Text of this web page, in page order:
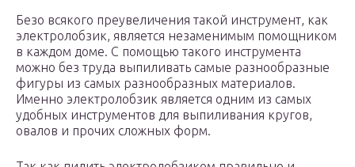
Безо всякого преувеличения такой инструмент, как
электролобзик, является незаменимым помощником
в каждом доме. С помощью такого инструмента
можно без труда выпиливать самые разнообразные
фигуры из самых разнообразных материалов.
Именно электролобзик является одним из самых
удобных инструментов для выпиливания кругов,
овалов и прочих сложных форм.